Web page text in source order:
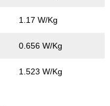
1.17 W/Kg
0.656 W/Kg
1.523 W/Kg